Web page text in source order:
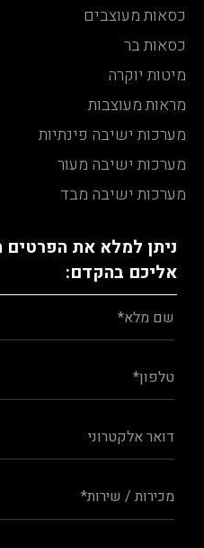
כסאות מעוצבים
כסאות בר
מיטות יוקרה
מראות מעוצבות
מערכות ישיבה פינתיות
מערכות ישיבה מעור
מערכות ישיבה מבד
ניתן למלא את הפרטים
אליכם בהקדם: